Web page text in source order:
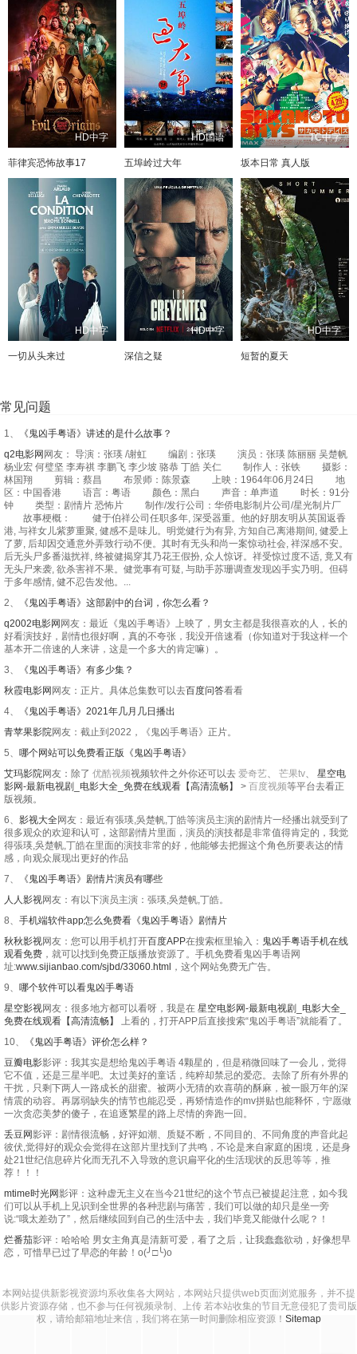
HD中字
菲律宾恐怖故事17
HD国语
五埠岭过大年
TC中字
坂本日常 真人版
HD中字
一切从头来过
HD中字
深信之疑
HD中字
短暂的夏天
常见问题
1、
《鬼凶手粤语》讲述的是什么故事？
q2电影网网友： 导演：张瑛 /谢虹 编剧：张瑛 演员：张瑛 陈丽丽 吴楚帆
杨业宏 何璧坚 李寿祺 李鹏飞 李少坡 骆恭 丁皓 关仁 制作人：张铁 摄影：
林国翔 剪辑：蔡昌 布景师：陈景森 上映：1964年06月24日 地
区：中国香港 语言：粤语 颜色：黑白 声音：单声道 时长：91分
钟 类型：剧情片 恐怖片 制作/发行公司：华侨电影制片公司/星光制片厂
故事梗概： 健于伯祥公司任职多年, 深受器重。他的好朋友明从英国返香
港, 与祥女儿紫萝重聚, 健感不是味儿。明觉健行为有异, 方知自己离港期间, 健爱上
了萝, 后却因交通意外弄致行动不便。其时有无头和尚一案惊动社会, 祥深感不安。
后无头尸多番滋扰祥, 终被健揭穿其乃花王假扮, 众人惊讶。祥受惊过度不适, 竟又有
无头尸来袭, 欲杀害祥不果。健觉事有可疑, 与助手苏珊调查发现凶手实乃明。但碍
于多年感情, 健不忍告发他。...
2、
《鬼凶手粤语》这部剧中的台词，你怎么看？
q2002电影网网友：最近《鬼凶手粤语》上映了，男女主都是我很喜欢的人，长的
好看演技好，剧情也很好啊，真的不夸张，我没开倍速看（你知道对于我这样一个
基本开二倍速的人来讲，这是一个多大的肯定嘛）。
3、
《鬼凶手粤语》有多少集？
秋霞电影网网友：正片。具体总集数可以去百度问答看看
4、
《鬼凶手粤语》2021年几月几日播出
青苹果影院网友：截止到2022，《鬼凶手粤语》正片。
5、 哪个网站可以免费看正版《鬼凶手粤语》
艾玛影院网友：除了 优酷视频视频软件之外你还可以去 爱奇艺、 芒果tv、 星空电
影网-最新电视剧_电影大全_免费在线观看【高清流畅】 > 百度视频等平台去看正
版视频。
6、 影视大全网友：最近有張瑛,吳楚帆,丁皓等演员主演的剧情片一经播出就受到了
很多观众的欢迎和认可，这部剧情片里面，演员的演技都是非常值得肯定的，我觉
得張瑛,吳楚帆,丁皓在里面的演技非常的好，他能够去把握这个角色所要表达的情
感，向观众展现出更好的作品
7、
《鬼凶手粤语》剧情片演员有哪些
人人影视网友：有以下演员主演：張瑛,吳楚帆,丁皓。
8、 手机端软件app怎么免费看《鬼凶手粤语》剧情片
秋秋影视网友：您可以用手机打开百度APP在搜索框里输入： 鬼凶手粤语手机在线
观看免费 ，就可以找到免费正版播放资源了。手机免费看鬼凶手粤语网
址:www.sijianbao.com/sjbd/33060.html ，这个网站免费无广告。
9、 哪个软件可以看鬼凶手粤语
星空影视网友：很多地方都可以看呀，我是在 星空电影网-最新电视剧_电影大全_
免费在线观看【高清流畅】
上看的，打开APP后直接搜索“鬼凶手粤语”就能看了。
10、
《鬼凶手粤语》评价怎么样？
豆瓣电影影评：我其实是想给鬼凶手粤语 4颗星的，但是稍微回味了一会儿，觉得
它不值，还是三星半吧。太过美好的童话，纯粹却禁忌的爱恋。去除了所有外界的
干扰，只剩下两人一路成长的甜蜜。被两小无猜的欢喜萌的酥麻，被一眼万年的深
情震的动容。再孱弱缺失的情节也能忍受，再矫情造作的mv拼贴也能释怀，宁愿做
一次贪恋美梦的傻子，在追逐繁星的路上尽情的奔跑一回。
丢豆网影评：剧情很流畅，好评如潮、质疑不断，不同目的、不同角度的声音此起
彼伏,觉得好的观众会觉得在这部片里找到了共鸣，不论是来自家庭的困境，还是身
处21世纪信息碎片化而无孔不入导致的意识扁平化的生活现状的反思等等，推
荐！！！
mtime时光网影评：这种虚无主义在当今21世纪的这个节点已被提起注意，如今我
们可以从手机上见识到全世界的各种悲剧与痛苦，我们可以做的却只是坐一旁
说:“哦太差劲了”，然后继续回到自己的生活中去，我们毕竟又能做什么呢？！
烂番茄影评：哈哈哈 男女主角真是清新可爱，看了之后，让我蠢蠢欲动，好像想早
恋，可惜早已过了早恋的年龄！o(╯□╰)o
本网站提供新影视资源均系收集各大网站，本网站只提供web页面浏览服务，并不提
供影片资源存储，也不参与任何视频录制、上传 若本站收集的节目无意侵犯了贵司版
权，请给邮箱地址来信，我们将在第一时间删除相应资源！ Sitemap